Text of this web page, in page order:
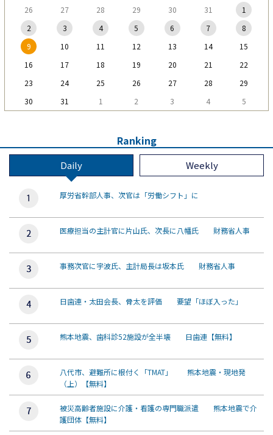
26 27 28 29 30 31
1
2
3 4 5 6 7
8
9
10 11 12 13 14
15
16
17 18 19 20 21
22
23
24 25 26 27 28
29
30
31 1 2 3 4 5
Ranking
Daily Weekly
厚労省幹部人事、次官は「労働シフト」に
医療担当の主計官に片山氏、次長に八幡氏 財務省人事
事務次官に宇波氏、主計局長は坂本氏 財務省人事
日歯連・太田会長、骨太を評価 要望「ほぼ入った」
熊本地震、歯科診52施設が全半壊 日歯連【無料】
八代市、避難所に根付く「TMAT」 熊本地震・現地発
（上）【無料】
被災高齢者施設に介護・看護の専門職派遣 熊本地震で介
護団体【無料】